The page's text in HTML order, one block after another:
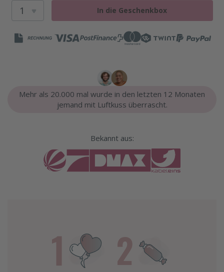
In die Geschenkbox
Mehr als 20.000 mal wurde in den letzten 12 Monaten
jemand mit Luftkuss überrascht.
Bekannt aus: